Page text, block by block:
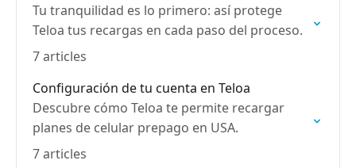
Tu tranquilidad es lo primero: así protege
Teloa tus recargas en cada paso del proceso.
7 articles
Configuración de tu cuenta en Teloa
Descubre cómo Teloa te permite recargar
planes de celular prepago en USA.
7 articles